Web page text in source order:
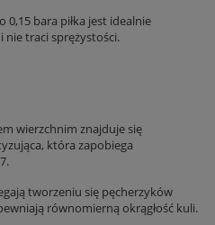
0,15 bara piłka jest idealnie
nie traci sprężystości.
wierzchnim znajduje się
która zapobiega
tworzeniu się pęcherzyków
równomierną okrągłość kuli.